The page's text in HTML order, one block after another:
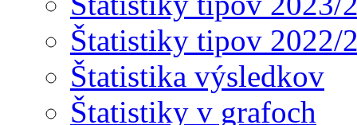
Štatistiky tipov 2022/
Štatistika výsledkov
Štatistiky v grafoch